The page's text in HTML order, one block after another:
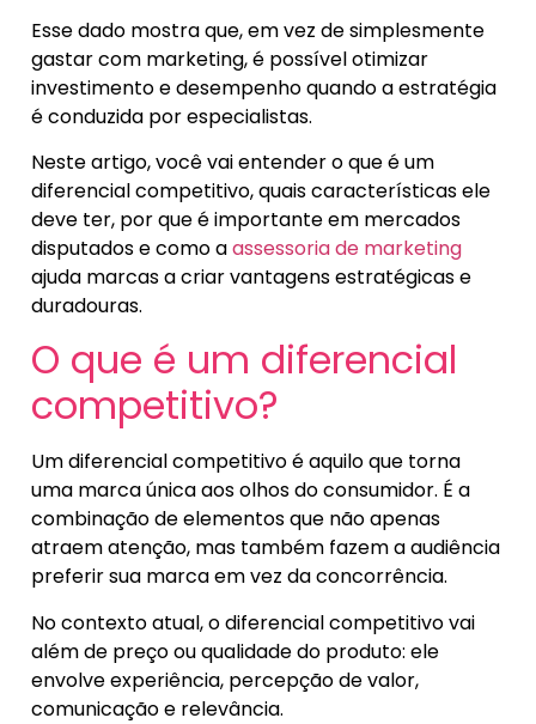
Esse dado mostra que, em vez de simplesmente
gastar com marketing, é possível otimizar
investimento e desempenho quando a estratégia
é conduzida por especialistas.
Neste artigo, você vai entender o que é um
diferencial competitivo, quais características ele
deve ter, por que é importante em mercados
disputados e como aassessoria de marketing
ajuda marcas a criar vantagens estratégicas e
duradouras.
O que é um diferencial
competitivo?
Um diferencial competitivo é aquilo que torna
uma marca única aos olhos do consumidor. É a
combinação de elementos que não apenas
atraem atenção, mas também fazem a audiência
preferir sua marca em vez da concorrência.
No contexto atual, o diferencial competitivo vai
além de preço ou qualidade do produto: ele
envolve experiência, percepção de valor,
comunicação e relevância.